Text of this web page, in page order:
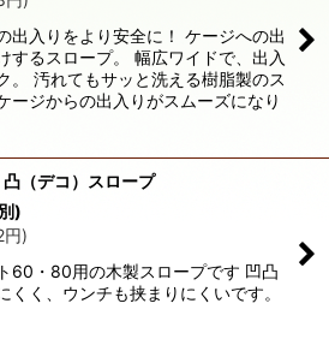
出入りをより安全に！ ケージへの出
するスロープ。 幅広ワイドで、出入
。 汚れてもサッと洗える樹脂製のス
ージからの出入りがスムーズになり
凸（デコ）スロープ
)
円)
60・80用の木製スロープです 凹凸
くく、ウンチも挟まりにくいです。